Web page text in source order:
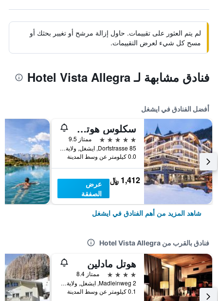
لم يتم العثور على تقييمات. حاول إزالة مرشح أو تغيير بحثك أو
مسح كل شيء لعرض التقييمات.
فنادق مشابهة لـ Hotel Vista Allegra
أفضل الفنادق في ايشغل
سكلوس هوتل إستشجل
5 نجوم
ممتاز 9.5
Dorfstrasse 85, ايشغل, ولاية تيرول, النمسا
0.0 كيلومتر عن وسط المدينة
1,412 ﷼
عرض
الصفقة
شاهد المزيد من أهم الفنادق في ايشغل
فنادق بالقرب من Hotel Vista Allegra
هوتل مادلين
4 نجوم
ممتاز 8.4
Madleinweg 2, ايشغل, ولاية تيرول, النمسا
0.1 كيلومتر عن وسط المدينة